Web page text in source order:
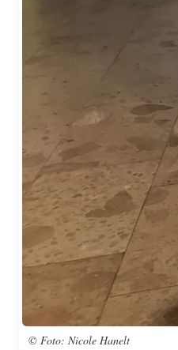
© Foto: Nicole Hanelt